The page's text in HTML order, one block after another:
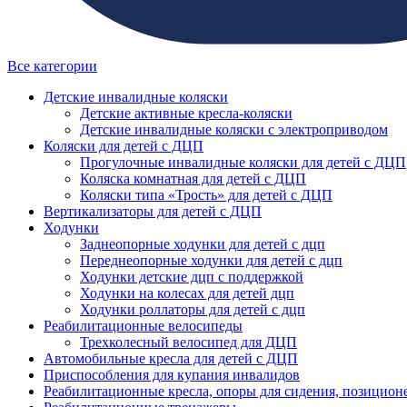
Все категории
Детские инвалидные коляски
Детские активные кресла-коляски
Детские инвалидные коляски с электроприводом
Коляски для детей с ДЦП
Прогулочные инвалидные коляски для детей с ДЦП
Коляска комнатная для детей с ДЦП
Коляски типа «Трость» для детей с ДЦП
Вертикализаторы для детей с ДЦП
Ходунки
Заднеопорные ходунки для детей с дцп
Переднеопорные ходунки для детей с дцп
Ходунки детские дцп с поддержкой
Ходунки на колесах для детей дцп
Ходунки роллаторы для детей с дцп
Реабилитационные велосипеды
Трехколесный велосипед для ДЦП
Автомобильные кресла для детей с ДЦП
Приспособления для купания инвалидов
Реабилитационные кресла, опоры для сидения,